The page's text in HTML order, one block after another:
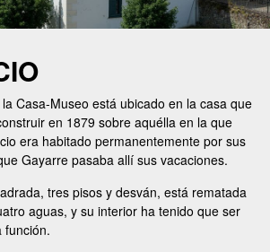
Casa-Museo está ubicado en la casa que
en 1879 sobre aquélla en la que
era habitado permanentemente por sus
Gayarre pasaba allí sus vacaciones.
tres pisos y desván, está rematada
aguas, y su interior ha tenido que ser
función.